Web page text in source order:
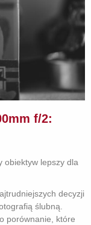
f/2:
obiektyw lepszy dla
decyzji
ślubną.
porównanie, które